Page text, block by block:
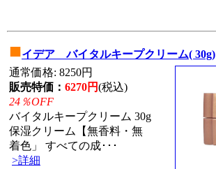
■イデア バイタルキープクリーム( 30g)
通常価格: 8250円
販売特価： 6270円(税込)
24％OFF
バイタルキープクリーム 30g
保湿クリーム【無香料・無
着色」 すべての成･･･
>詳細